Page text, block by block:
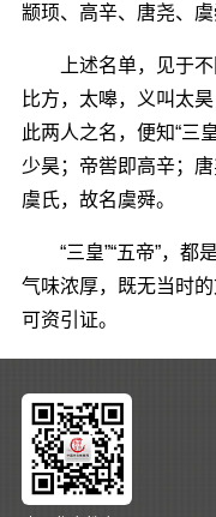
颛顼、高辛、唐尧、虞
上述名单，见于不同
比方，太嗥，义叫太
此两人之名，便知“三
少昊；帝喾即高辛；
虞氏，故名虞舜。
“三皇”“五帝”，都
气味浓厚，既无当时
可资引证。